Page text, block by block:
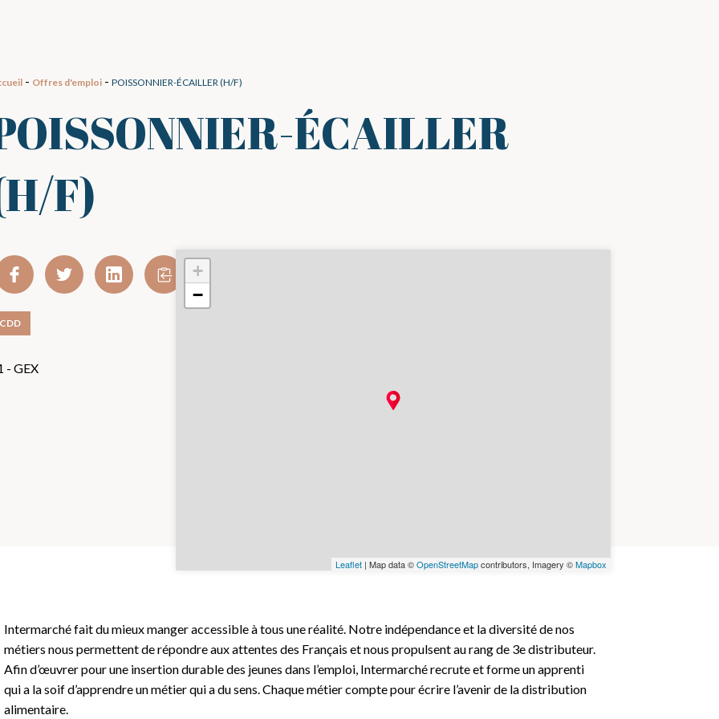
- Offres d'emploi - POISSONNIER-ÉCAILLER (H/F)
ÉCAILLER
F)
CDD
- GEX
+
−
Leaflet | Map data ©OpenStreetMapcontributors, Imagery ©Mapbox
Intermarché fait du mieux manger accessible à tous une réalité. Notre indépendance et la diversité de nos
métiers nous permettent de répondre aux attentes des Français et nous propulsent au rang de 3e distributeur.
Afin d’œuvrer pour une insertion durable des jeunes dans l’emploi, Intermarché recrute et forme un apprenti
qui a la soif d’apprendre un métier qui a du sens. Chaque métier compte pour écrire l’avenir de la distribution
alimentaire.